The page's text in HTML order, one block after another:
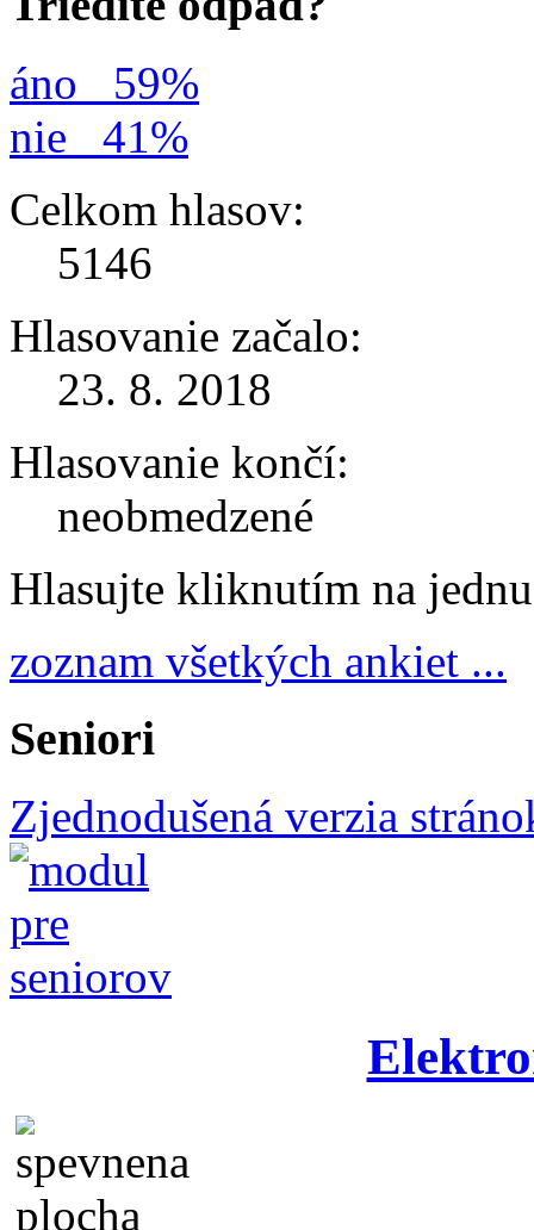
áno
59%
nie
41%
Celkom hlasov:
5146
Hlasovanie začalo:
23. 8. 2018
Hlasovanie končí:
neobmedzené
Hlasujte kliknutím na
zoznam všetkých ankiet ...
Seniori
Zjednodušená verzia